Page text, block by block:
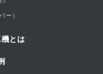
ー）
とは